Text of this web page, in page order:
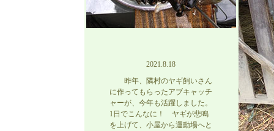
2021.8.18
昨年、隣村のヤギ飼いさん
に作ってもらったアブキャッチ
ャーが、今年も活躍しました。
1日でこんなに！ ヤギが悲鳴
を上げて、小屋から運動場へと